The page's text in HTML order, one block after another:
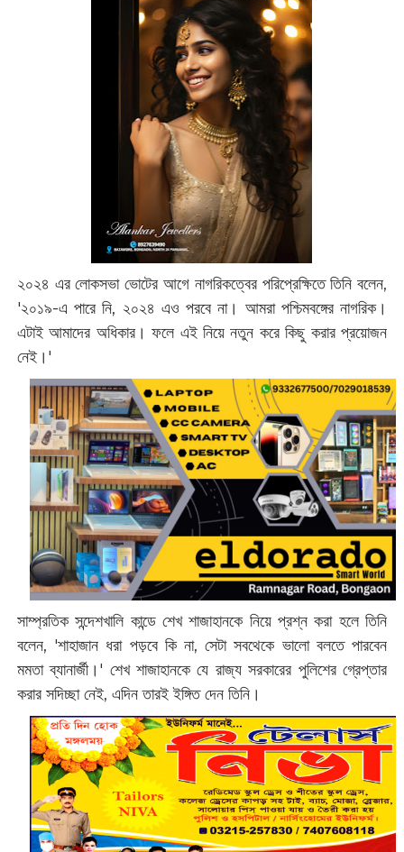
২০২৪ এর লোকসভা ভোটের আগে নাগরিকত্বের পরিপ্রেক্ষিতে তিনি বলেন,
'‌২০১৯-এ পারে নি, ২০২৪ এও পরবে না। আমরা পশ্চিমবঙ্গের নাগরিক।
এটাই আমাদের অধিকার। ফলে এই নিয়ে নতুন করে কিছু করার প্রয়োজন
নেই।'
সাম্প্রতিক সন্দেশখালি কান্ডে শেখ শাজাহানকে নিয়ে প্রশ্ন করা হলে তিনি
বলেন, '‌শাহাজান ধরা পড়বে কি না, সেটা সবথেকে ভালো বলতে পারবেন
মমতা ব্যানার্জী।‌' শেখ শাজাহানকে যে রাজ্য সরকারের পুলিশের গ্রেপ্তার
করার সদিচ্ছা নেই, এদিন তারই ইঙ্গিত দেন তিনি।